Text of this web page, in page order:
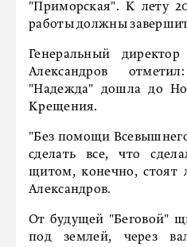
"Приморская". К лету
работы должны
Генеральный
Александров
"Надежда" дошла до
Крещения.
"Без помощи
сделать все, что
щитом, конечно, стоят
Александров.
От будущей "Беговой"
под землей, через